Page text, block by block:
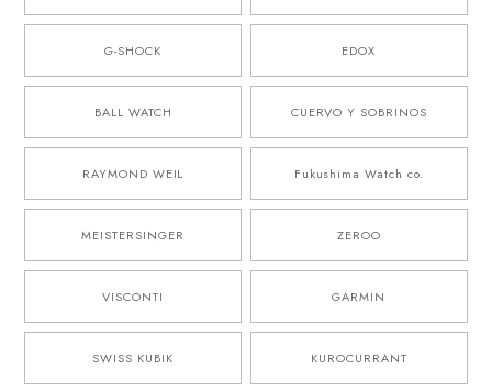
G-SHOCK EDOX
BALL WATCH CUERVO Y SOBRINOS
RAYMOND WEIL Fukushima Watch co.
MEISTERSINGER ZEROO
VISCONTI GARMIN
SWISS KUBIK KUROCURRANT